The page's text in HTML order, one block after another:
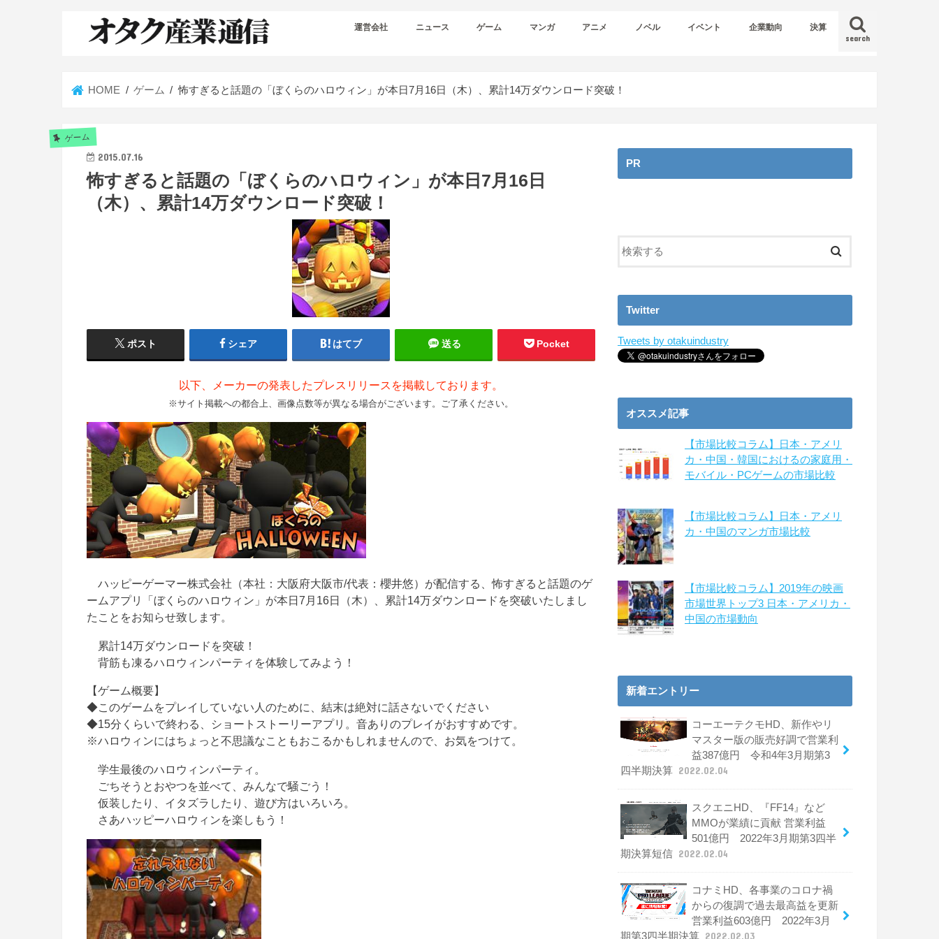
search
運営会社 ニュース ゲーム マンガ アニメ ノベル イベント 企業動向 決算
HOME ゲーム 怖すぎると話題の「ぼくらのハロウィン」が本日7月16日（木）、累計14万ダウンロード突破！
ゲーム
2015.07.16
怖すぎると話題の「ぼくらのハロウィン」が本日7月16日
（木）、累計14万ダウンロード突破！
ポスト シェア はてブ 送る Pocket
以下、メーカーの発表したプレスリリースを掲載しております。
※サイト掲載への都合上、画像点数等が異なる場合がございます。ご了承ください。
ハッピーゲーマー株式会社（本社：大阪府大阪市/代表：櫻井悠）が配信する、怖すぎると話題のゲ
ームアプリ「ぼくらのハロウィン」が本日7月16日（木）、累計14万ダウンロードを突破いたしまし
たことをお知らせ致します。
累計14万ダウンロードを突破！
背筋も凍るハロウィンパーティを体験してみよう！
【ゲーム概要】
◆このゲームをプレイしていない人のために、結末は絶対に話さないでください
◆15分くらいで終わる、ショートストーリーアプリ。音ありのプレイがおすすめです。
※ハロウィンにはちょっと不思議なこともおこるかもしれませんので、お気をつけて。
学生最後のハロウィンパーティ。
ごちそうとおやつを並べて、みんなで騒ごう！
仮装したり、イタズラしたり、遊び方はいろいろ。
さあハッピーハロウィンを楽しもう！
PR
Twitter
Tweets by otakuindustry
オススメ記事
【市場比較コラム】日本・アメリ
カ・中国・韓国におけるの家庭用・
モバイル・PCゲームの市場比較
【市場比較コラム】日本・アメリ
カ・中国のマンガ市場比較
【市場比較コラム】2019年の映画
市場世界トップ3 日本・アメリカ・
中国の市場動向
新着エントリー
コーエーテクモHD、新作やリ
マスター版の販売好調で営業利
益387億円 令和4年3月期第3
四半期決算 2022.02.04
スクエニHD、『FF14』など
MMOが業績に貢献 営業利益
501億円 2022年3月期第3四半
期決算短信 2022.02.04
コナミHD、各事業のコロナ禍
からの復調で過去最高益を更新
営業利益603億円 2022年3月
期第3四半期決算 2022.02.03